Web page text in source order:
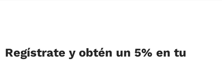
Regístrate y obtén un 5% en tu